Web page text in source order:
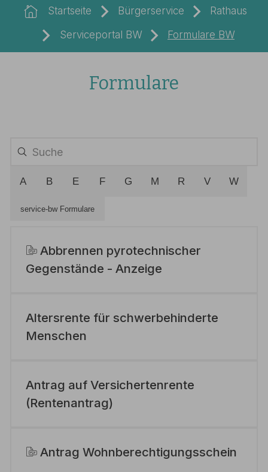
Startseite
Bürgerservice
Rathaus
Serviceportal BW
Formulare BW
Formulare
A B E F G M R V W
service-bw Formulare
Abbrennen pyrotechnischer
Gegenstände - Anzeige
Altersrente für schwerbehinderte
Menschen
Antrag auf Versichertenrente
(Rentenantrag)
Antrag Wohnberechtigungsschein